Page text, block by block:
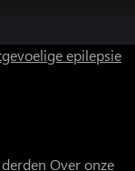
epilepsie
Over onze